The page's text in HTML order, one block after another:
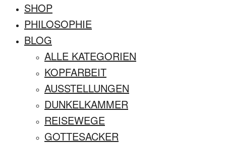
SHOP
PHILOSOPHIE
BLOG
ALLE KATEGORIEN
KOPFARBEIT
AUSSTELLUNGEN
DUNKELKAMMER
REISEWEGE
GOTTESACKER